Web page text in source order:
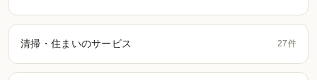
清掃・住まいのサービス 27件